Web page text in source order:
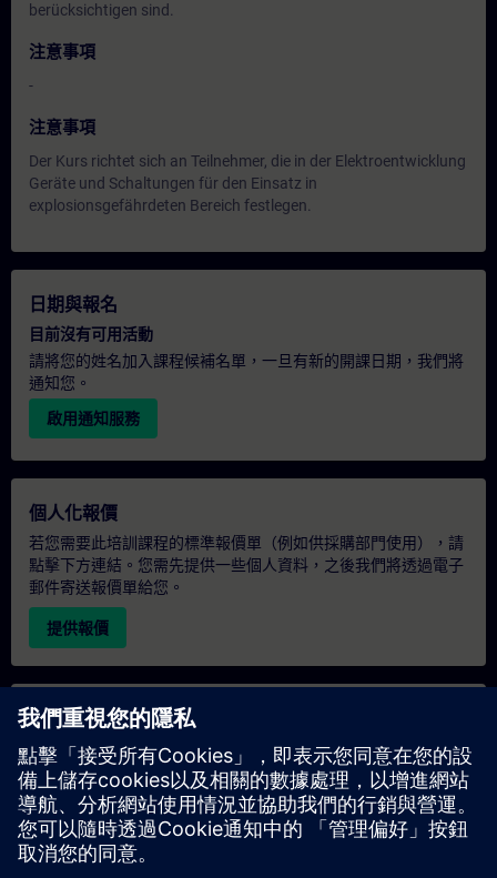
berücksichtigen sind.
注意事項
-
注意事項
Der Kurs richtet sich an Teilnehmer, die in der Elektroentwicklung
Geräte und Schaltungen für den Einsatz in
explosionsgefährdeten Bereich festlegen.
日期與報名
目前沒有可用活動
請將您的姓名加入課程候補名單，一旦有新的開課日期，我們將
通知您。
啟用通知服務
個人化報價
若您需要此培訓課程的標準報價單（例如供採購部門使用），請
點擊下方連結。您需先提供一些個人資料，之後我們將透過電子
郵件寄送報價單給您。
提供報價
專屬培訓諮詢
若您需要針對專屬培訓課程（無論是現場、線上或於我們的
SITRAIN 培訓中心舉辦）索取報價，請填寫下方的諮詢表單。此
類請求適合較大規模的團體（6 人以上）。提供您的聯絡資料及
培訓需求後，我們將向您發送報價單。
索取專屬報價